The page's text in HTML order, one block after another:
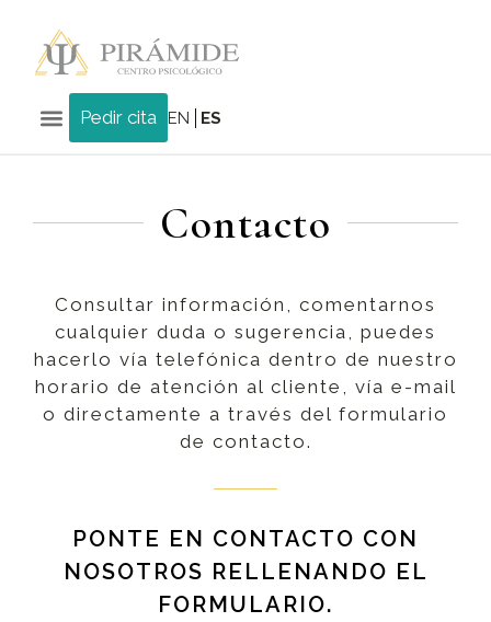
Pedir cita EN ES
Contacto
Consultar información, comentarnos
cualquier duda o sugerencia, puedes
hacerlo vía telefónica dentro de nuestro
horario de atención al cliente, vía e-mail
o directamente a través del formulario
de contacto.
PONTE EN CONTACTO CON
NOSOTROS RELLENANDO EL
FORMULARIO.